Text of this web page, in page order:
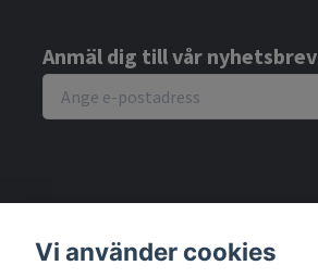
Anmäl dig till vår nyhetsbrev
Vi använder cookies